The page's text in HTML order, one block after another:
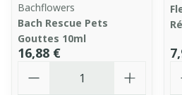
Bachflowers
Bach Rescue Pets
Gouttes 10ml
16,88 €